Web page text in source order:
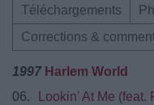
Téléchargements
Corrections &
1997 Harlem World
06.
Lookin' At Me (feat.